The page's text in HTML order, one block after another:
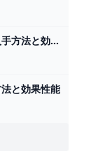
青ヒノックスハンマーの入手方法と効果性能
と効果性能